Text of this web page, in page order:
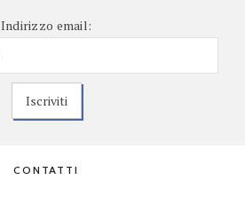
Indirizzo email:
CONTATTI